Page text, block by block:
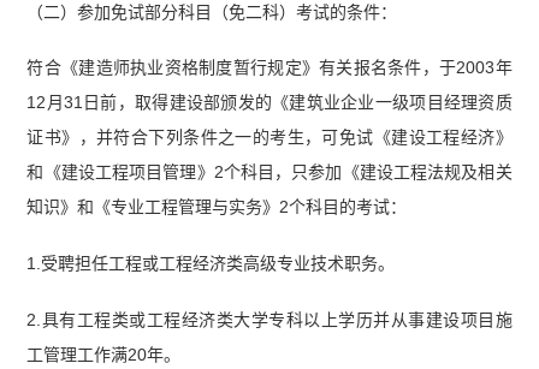
（二）参加免试部分科目（免二科）考试的条件：
符合《建造师执业资格制度暂行规定》有关报名条件，于2003年
12月31日前，取得建设部颁发的《建筑业企业一级项目经理资质
证书》，并符合下列条件之一的考生，可免试《建设工程经济》
和《建设工程项目管理》2个科目，只参加《建设工程法规及相关
知识》和《专业工程管理与实务》2个科目的考试：
1.受聘担任工程或工程经济类高级专业技术职务。
2.具有工程类或工程经济类大学专科以上学历并从事建设项目施
工管理工作满20年。